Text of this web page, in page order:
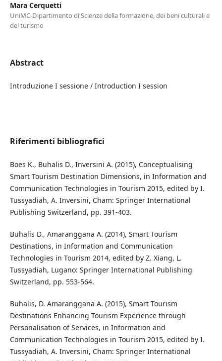
Mara Cerquetti
UniMC-Dipartimento di Scienze della formazione, dei beni culturali e
del turismo
Abstract
Introduzione I sessione / Introduction I session
Riferimenti bibliografici
Boes K., Buhalis D., Inversini A. (2015), Conceptualising
Smart Tourism Destination Dimensions, in Information and
Communication Technologies in Tourism 2015, edited by I.
Tussyadiah, A. Inversini, Cham: Springer International
Publishing Switzerland, pp. 391-403.
Buhalis D., Amaranggana A. (2014), Smart Tourism
Destinations, in Information and Communication
Technologies in Tourism 2014, edited by Z. Xiang, L.
Tussyadiah, Lugano: Springer International Publishing
Switzerland, pp. 553-564.
Buhalis, D. Amaranggana A. (2015), Smart Tourism
Destinations Enhancing Tourism Experience through
Personalisation of Services, in Information and
Communication Technologies in Tourism 2015, edited by I.
Tussyadiah, A. Inversini, Cham: Springer International